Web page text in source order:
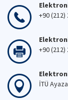
+90 (212)
+90 (212)
İTÜ